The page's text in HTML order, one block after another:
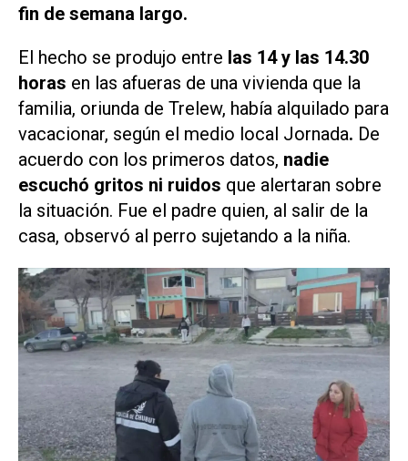
fin de semana largo.
El hecho se produjo entre las 14 y las 14.30
horas en las afueras de una vivienda que la
familia, oriunda de Trelew, había alquilado para
vacacionar, según el medio local Jornada. De
acuerdo con los primeros datos, nadie
escuchó gritos ni ruidos que alertaran sobre
la situación. Fue el padre quien, al salir de la
casa, observó al perro sujetando a la niña.